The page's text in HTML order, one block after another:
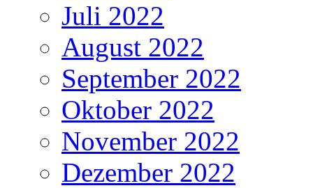
Juli 2022
August 2022
September 2022
Oktober 2022
November 2022
Dezember 2022